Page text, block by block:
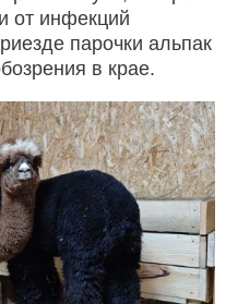
от инфекций
парочки альпак
в крае.